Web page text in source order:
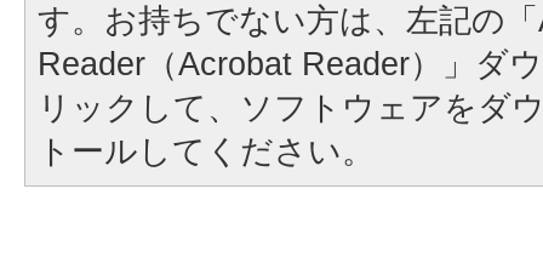
す。お持ちでない方は、左記の
Reader（Acrobat Reader）」ダ
リックして、ソフトウェアをダ
トールしてください。